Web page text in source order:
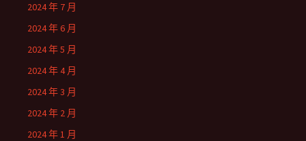
2024 年 7 月
2024 年 6 月
2024 年 5 月
2024 年 4 月
2024 年 3 月
2024 年 2 月
2024 年 1 月